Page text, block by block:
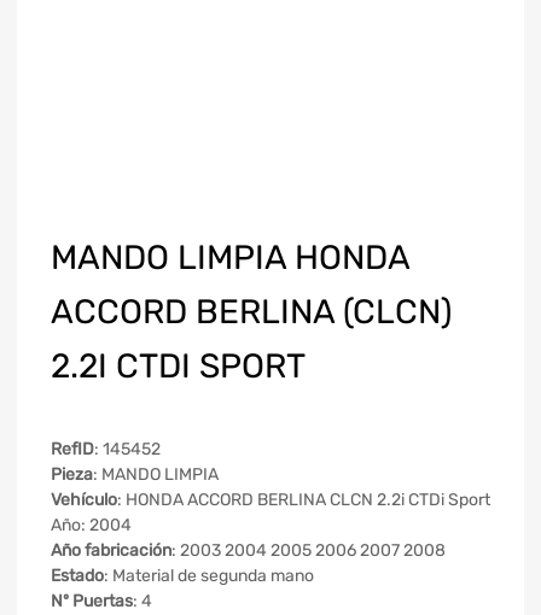
MANDO LIMPIA HONDA
ACCORD BERLINA (CLCN)
2.2I CTDI SPORT
RefID: 145452
Pieza: MANDO LIMPIA
Vehículo: HONDA ACCORD BERLINA CLCN 2.2i CTDi Sport
Año: 2004
Año fabricación: 2003 2004 2005 2006 2007 2008
Estado: Material de segunda mano
Nº Puertas: 4